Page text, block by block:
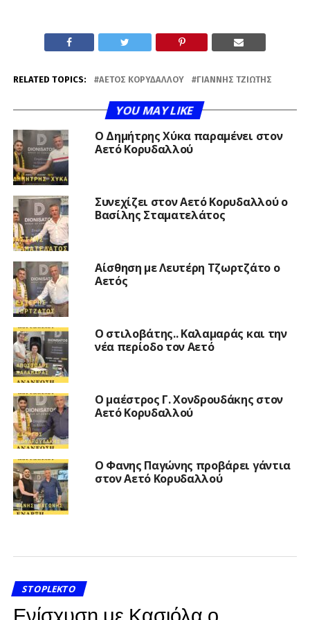
RELATED TOPICS: ΑΕΤΌΣ ΚΟΡΥΔΑΛΛΟΎ ΓΙΆΝΝΗΣ ΤΖΙΏΤΗΣ
YOU MAY LIKE
O Δημήτρης Χύκα παραμένει στον
Αετό Κορυδαλλού
Συνεχίζει στον Αετό Κορυδαλλού ο
Βασίλης Σταματελάτος
Αίσθηση με Λευτέρη Τζωρτζάτο ο
Αετός
Ο στιλοβάτης.. Καλαμαράς και την
νέα περίοδο τον Αετό
Ο μαέστρος Γ. Χονδρουδάκης στον
Αετό Κορυδαλλού
Ο Φανης Παγώνης προβάρει γάντια
στον Αετό Κορυδαλλού
STOPLEKTO
Ενίσχυση με Κασιόλα ο